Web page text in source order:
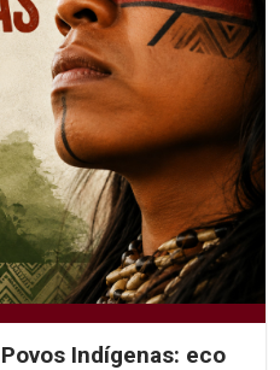
Indígenas: eco